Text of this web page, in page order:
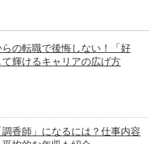
の転職で後悔しない！「好
て輝けるキャリアの広げ方
香師」になるには？仕事内容